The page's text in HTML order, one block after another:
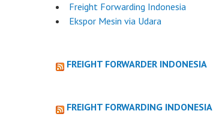
Freight Forwarding Indonesia
Ekspor Mesin via Udara
FREIGHT FORWARDER INDONESIA
FREIGHT FORWARDING INDONESIA